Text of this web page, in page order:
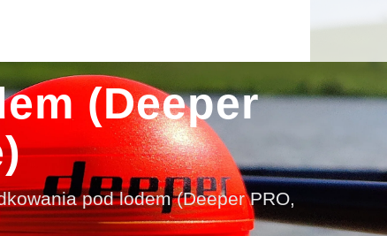
(Deeper
pod lodem (Deeper PRO,